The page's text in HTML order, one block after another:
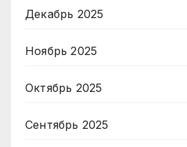
Декабрь 2025
Ноябрь 2025
Октябрь 2025
Сентябрь 2025